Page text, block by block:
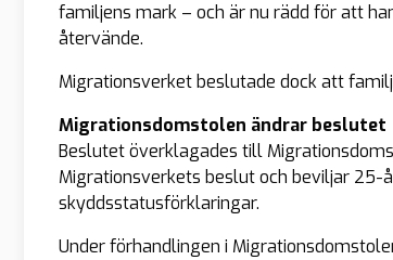
familjens mark – och är nu rädd för att
återvände.
Migrationsverket beslutade dock att
Migrationsdomstolen ändrar beslutet
Beslutet överklagades till
Migrationsverkets beslut och beviljar
skyddsstatusförklaringar.
Under förhandlingen i